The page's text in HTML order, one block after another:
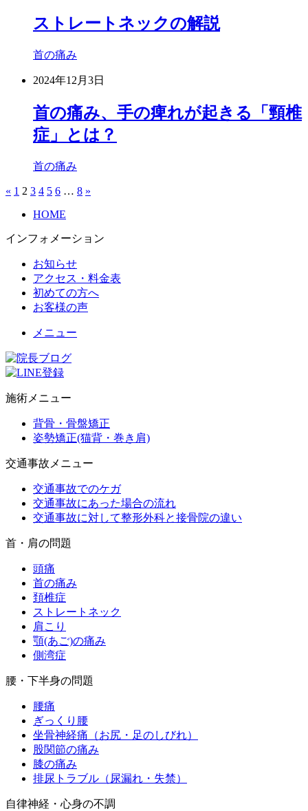
ストレートネックの解説
首の痛み
2024年12月3日
首の痛み、手の痺れが起きる「頸椎
症」とは？
首の痛み
« 1 2 3 4 5 6 … 8 »
HOME
インフォメーション
お知らせ
アクセス・料金表
初めての方へ
お客様の声
メニュー
施術メニュー
背骨・骨盤矯正
姿勢矯正(猫背・巻き肩)
交通事故メニュー
交通事故でのケガ
交通事故にあった場合の流れ
交通事故に対して整形外科と接骨院の違い
首・肩の問題
頭痛
首の痛み
頚椎症
ストレートネック
肩こり
顎(あご)の痛み
側湾症
腰・下半身の問題
腰痛
ぎっくり腰
坐骨神経痛（お尻・足のしびれ）
股関節の痛み
膝の痛み
排尿トラブル（尿漏れ・失禁）
自律神経・心身の不調